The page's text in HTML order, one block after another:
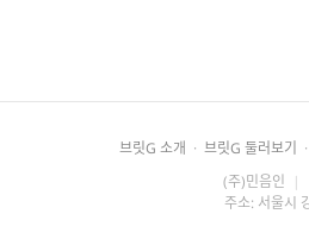
브릿G 소개 · 브릿G 둘러보기 ·
(주)민음인 |
주소: 서울시